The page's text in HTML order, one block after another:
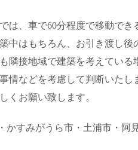
は、車で60分程度で移動でき
中はもちろん、お引き渡し
隣接地域で建築を考えている
情などを考慮して判断いたし
くお願い致します。
・かすみがうら市 ・土浦市 ・阿